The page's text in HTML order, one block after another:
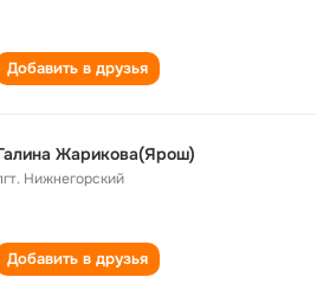
Добавить в друзья
Жарикова(Ярош)
Нижнегорский
Добавить в друзья